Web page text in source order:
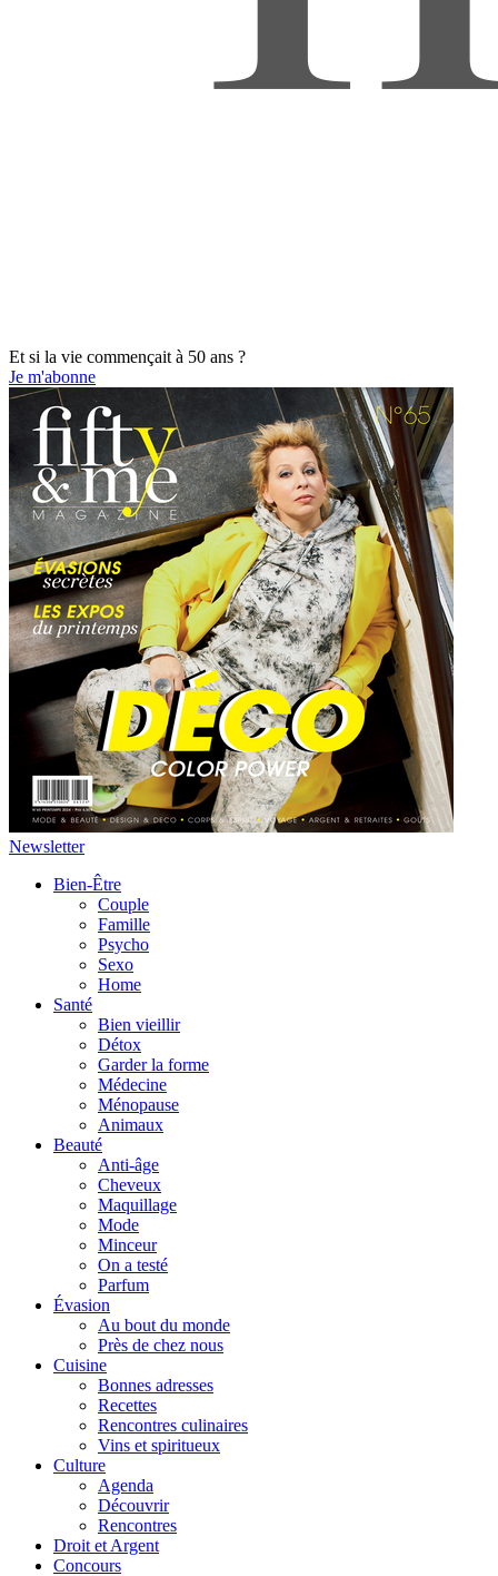
Et si la vie commençait à 50 ans ?
Je m'abonne
Newsletter
Bien-Être
Couple
Famille
Psycho
Sexo
Home
Santé
Bien vieillir
Détox
Garder la forme
Médecine
Ménopause
Animaux
Beauté
Anti-âge
Cheveux
Maquillage
Mode
Minceur
On a testé
Parfum
Évasion
Au bout du monde
Près de chez nous
Cuisine
Bonnes adresses
Recettes
Rencontres culinaires
Vins et spiritueux
Culture
Agenda
Découvrir
Rencontres
Droit et Argent
Concours